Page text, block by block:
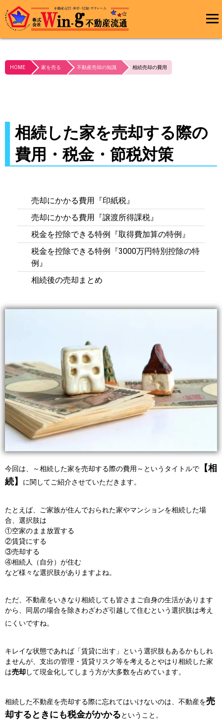
メインメ
最終更新日:2023/10/03
HOME 家を売る 不動産売却の知識 相続売却の費用
相続した家を売却する際の
費用・税金・節税対策
売却にかかる費用『印紙税』
売却にかかる費用『譲渡所得課税』
税金を控除できる特例『取得費加算の特例』
税金を控除できる特例『3000万円特別控除の特
例』
相続後の売却まとめ
今回は、～相続した家を売却する際の費用～ というタイトルで
【相
続】
に関してご紹介させていただきます。
たとえば、ご家族が住んでおられた家やマンションを相続した場
合、選択肢は
①空家のまま放置する
②賃貸にする
③売却する
④相続人（自分）が住む
など様々な選択肢がありますよね。
ただ、不動産をいきなり相続しても皆さまご自身の生活があります
から、 同居の場合を除きわざわざ引越して住むという選択肢は考え
にくいですね。
キレイな状態であれば「賃貸に出す」という選択肢もあるかもしれ
ませんが、 支出の管理・賃貸リスク等を考えるとやはり相続した家
は売却して現金化してしまう方が大多数を占めています。
相続した不動産を売却する際に忘れてはいけないのは、 不動産を売
却するときにも税金がかかるということ。